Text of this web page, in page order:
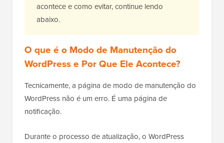
acontece e como evitar, continue lendo
abaixo.
O que é o Modo de Manutenção do
WordPress e Por Que Ele Acontece?
Tecnicamente, a página de modo de manutenção do
WordPress não é um erro. É uma página de
notificação.
Durante o processo de atualização, o WordPress